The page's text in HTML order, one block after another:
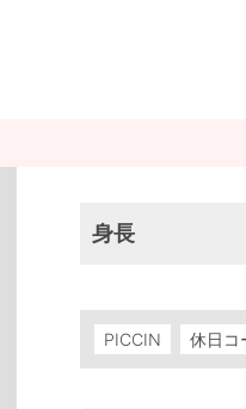
身長
PICCIN 休日コ